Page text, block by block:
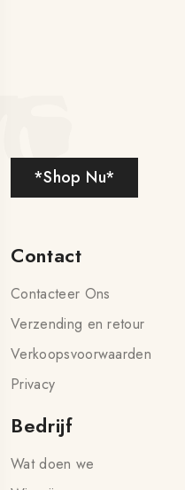
*Shop Nu*
Contact
Contacteer Ons
Verzending en retour
Verkoopsvoorwaarden
Privacy
Bedrijf
Wat doen we